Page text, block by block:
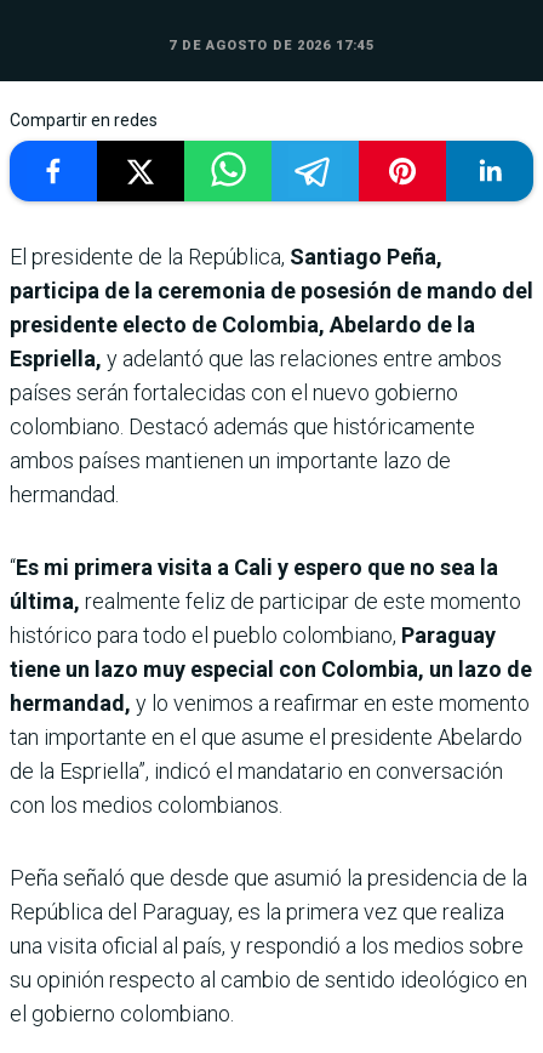
7 DE AGOSTO DE 2026 17:45
Compartir en redes
El presidente de la República, Santiago Peña,
participa de la ceremonia de posesión de mando del
presidente electo de Colombia, Abelardo de la
Espriella, y adelantó que las relaciones entre ambos
países serán fortalecidas con el nuevo gobierno
colombiano. Destacó además que históricamente
ambos países mantienen un importante lazo de
hermandad.
“Es mi primera visita a Cali y espero que no sea la
última, realmente feliz de participar de este momento
histórico para todo el pueblo colombiano, Paraguay
tiene un lazo muy especial con Colombia, un lazo de
hermandad, y lo venimos a reafirmar en este momento
tan importante en el que asume el presidente Abelardo
de la Espriella”, indicó el mandatario en conversación
con los medios colombianos.
Peña señaló que desde que asumió la presidencia de la
República del Paraguay, es la primera vez que realiza
una visita oficial al país, y respondió a los medios sobre
su opinión respecto al cambio de sentido ideológico en
el gobierno colombiano.